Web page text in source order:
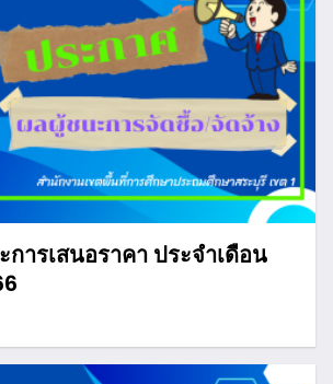
ารเสนอราคา ประจำเดือน